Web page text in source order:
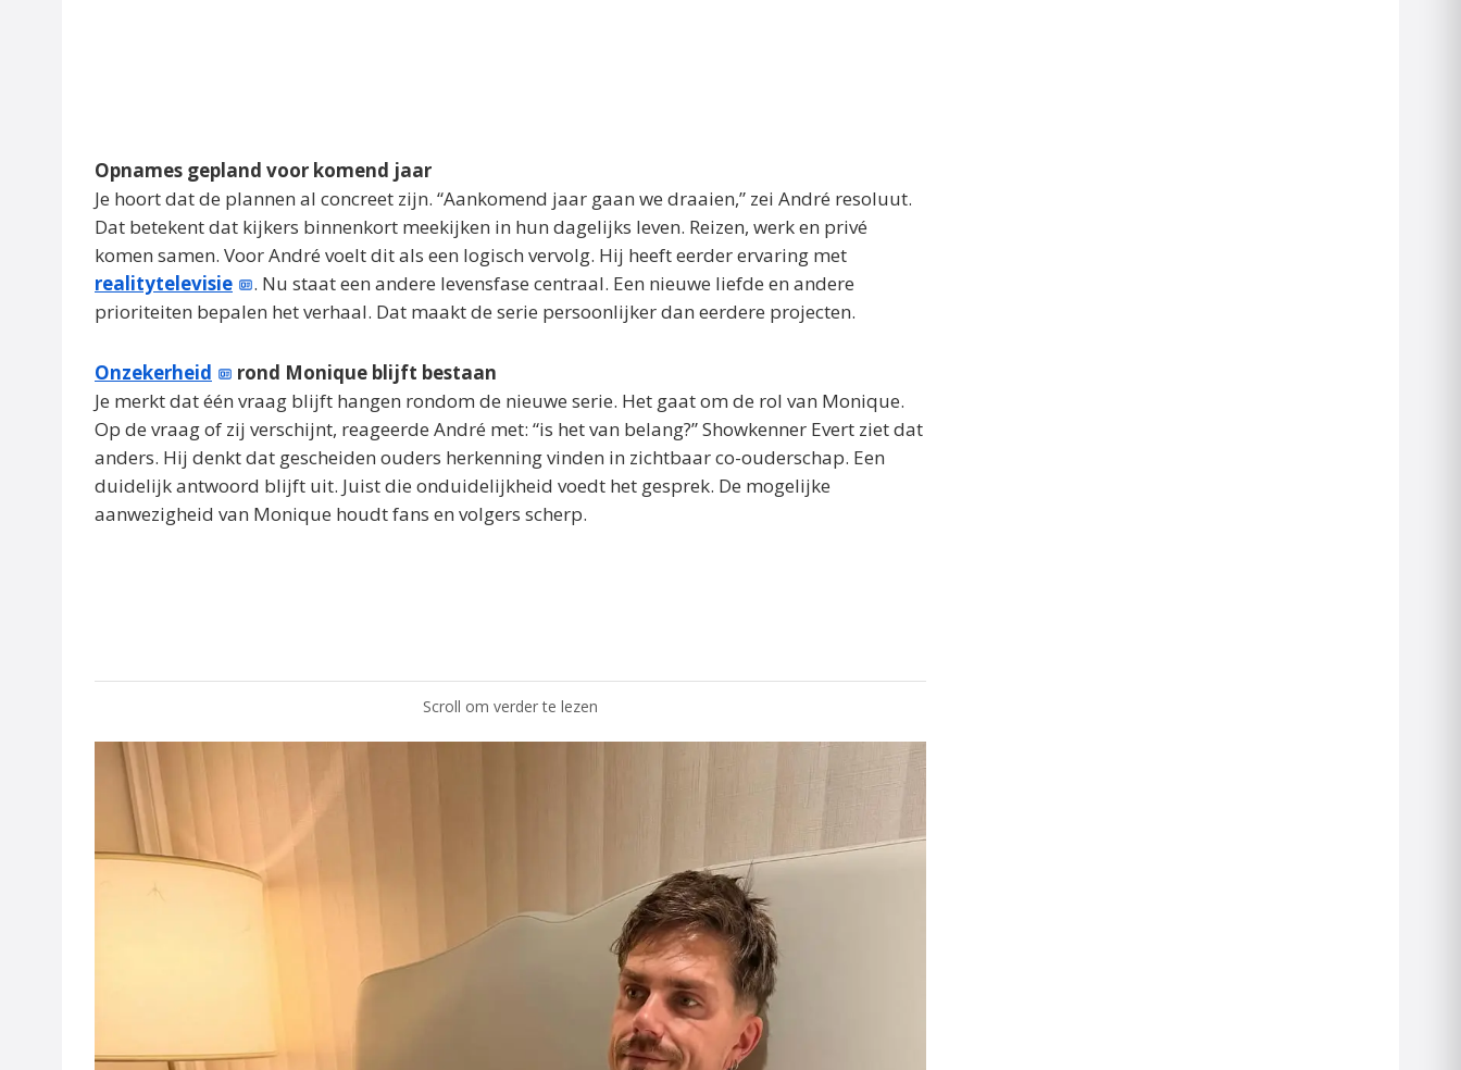
Opnames gepland voor komend jaar
Je hoort dat de plannen al concreet zijn. “Aankomend jaar gaan we draaien,” zei André resoluut.
Dat betekent dat kijkers binnenkort meekijken in hun dagelijks leven. Reizen, werk en privé
komen samen. Voor André voelt dit als een logisch vervolg. Hij heeft eerder ervaring met
realitytelevisie
. Nu staat een andere levensfase centraal. Een nieuwe liefde en andere
prioriteiten bepalen het verhaal. Dat maakt de serie persoonlijker dan eerdere projecten.
Onzekerheid
rond Monique blijft bestaan
Je merkt dat één vraag blijft hangen rondom de nieuwe serie. Het gaat om de rol van Monique.
Op de vraag of zij verschijnt, reageerde André met: “is het van belang?” Showkenner Evert ziet dat
anders. Hij denkt dat gescheiden ouders herkenning vinden in zichtbaar co-ouderschap. Een
duidelijk antwoord blijft uit. Juist die onduidelijkheid voedt het gesprek. De mogelijke
aanwezigheid van Monique houdt fans en volgers scherp.
Scroll om verder te lezen